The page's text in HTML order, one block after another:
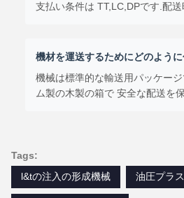
支払い条件は TT,LC,DPです.配送
機材を運送するためにどのよう
機械は標準的な輸送用パッケー
ム製の木製の箱で 安全な配送を
Tags:
l&tの注入の形成機械
油圧プラ